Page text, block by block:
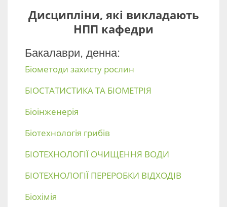
Дисципліни, які викладають
НПП кафедри
Бакалаври, денна:
Біометоди захисту рослин
БІОСТАТИСТИКА ТА БІОМЕТРІЯ
Біоінженерія
Біотехнологія грибів
БІОТЕХНОЛОГІЇ ОЧИЩЕННЯ ВОДИ
БІОТЕХНОЛОГІЇ ПЕРЕРОБКИ ВІДХОДІВ
Біохімія